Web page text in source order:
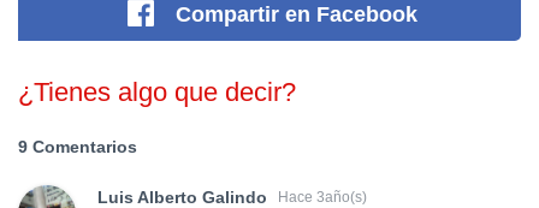
Compartir en Facebook
¿Tienes algo que decir?
9 Comentarios
Luis Alberto Galindo Hace 3año(s)